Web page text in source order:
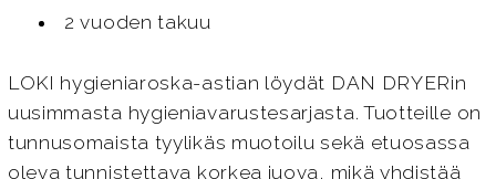
2 vuoden takuu
LOKI hygieniaroska-astian löydät DAN DRYERin
uusimmasta hygieniavarustesarjasta. Tuotteille on
tunnusomaista tyylikäs muotoilu sekä etuosassa
oleva tunnistettava korkea juova, mikä yhdistää